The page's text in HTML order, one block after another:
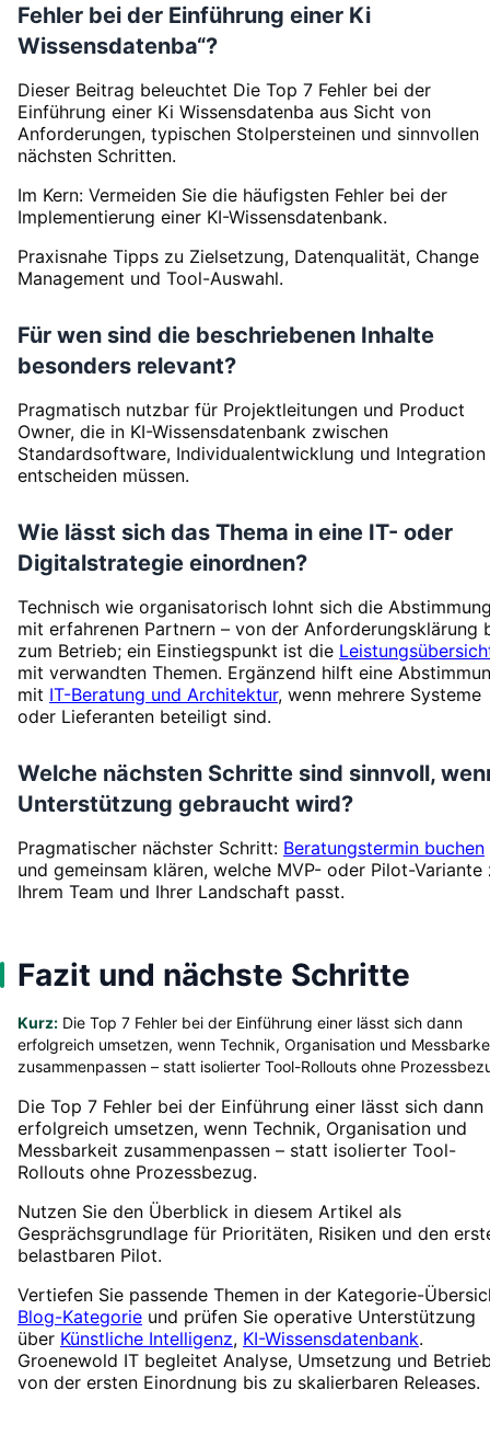
Fehler bei der Einführung einer Ki
Wissensdatenba“?
Dieser Beitrag beleuchtet Die Top 7 Fehler bei der
Einführung einer Ki Wissensdatenba aus Sicht von
Anforderungen, typischen Stolpersteinen und sinnvollen
nächsten Schritten.
Im Kern: Vermeiden Sie die häufigsten Fehler bei der
Implementierung einer KI-Wissensdatenbank.
Praxisnahe Tipps zu Zielsetzung, Datenqualität, Change
Management und Tool-Auswahl.
Für wen sind die beschriebenen Inhalte
besonders relevant?
Pragmatisch nutzbar für Projektleitungen und Product
Owner, die in KI-Wissensdatenbank zwischen
Standardsoftware, Individualentwicklung und Integration
entscheiden müssen.
Wie lässt sich das Thema in eine IT- oder
Digitalstrategie einordnen?
Technisch wie organisatorisch lohnt sich die
mit erfahrenen Partnern – von der Anforderungsklärung
zum Betrieb; ein Einstiegspunkt ist die
mit verwandten Themen. Ergänzend hilft eine
mit IT-Beratung und Architektur, wenn mehrere Systeme
oder Lieferanten beteiligt sind.
Welche nächsten Schritte sind sinnvoll,
Unterstützung gebraucht wird?
Pragmatischer nächster Schritt: Beratungstermin buchen
und gemeinsam klären, welche MVP- oder Pilot-Variante
Ihrem Team und Ihrer Landschaft passt.
Fazit und nächste Schritte
Kurz: Die Top 7 Fehler bei der Einführung einer lässt sich dann
erfolgreich umsetzen, wenn Technik, Organisation und
zusammenpassen – statt isolierter Tool-Rollouts ohne
Die Top 7 Fehler bei der Einführung einer lässt sich dann
erfolgreich umsetzen, wenn Technik, Organisation und
Messbarkeit zusammenpassen – statt isolierter Tool-
Rollouts ohne Prozessbezug.
Nutzen Sie den Überblick in diesem Artikel als
Gesprächsgrundlage für Prioritäten, Risiken und den
belastbaren Pilot.
Vertiefen Sie passende Themen in der Kategorie-
Blog-Kategorie und prüfen Sie operative Unterstützung
über Künstliche Intelligenz, KI-Wissensdatenbank.
Groenewold IT begleitet Analyse, Umsetzung und
von der ersten Einordnung bis zu skalierbaren Releases.